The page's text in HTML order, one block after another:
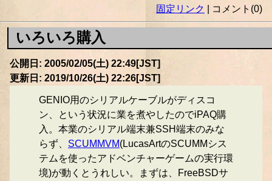
固定リンク
| コメント(0)
いろいろ購入
公開日: 2005/02/05(土) 22:49[JST]
更新日: 2019/10/26(土) 22:26[JST]
GENIO用のシリアルケーブルがディスコ
ン、という状況に業を煮やしたのでiPAQ購
入。本業のシリアル端末兼SSH端末のみな
らず、 SCUMMVM(LucasArtのSCUMMシス
テムを使ったアドベンチャーゲームの実行環
境)が動くとうれしい。まずは、FreeBSDサ